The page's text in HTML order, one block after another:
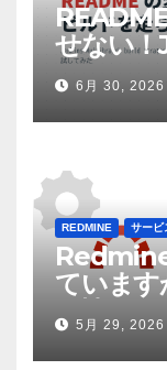
せない
build
してみた
6月 30, 2026
REDMINE サービ
ています
要性
5月 29, 2026